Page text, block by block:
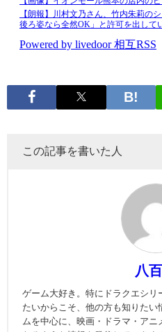
この記事を書いた人
八
ゲーム大好き。特にドラクエシリ
たいからこそ、他の方も知りたい
ムを中心に、映画・ドラマ・ア